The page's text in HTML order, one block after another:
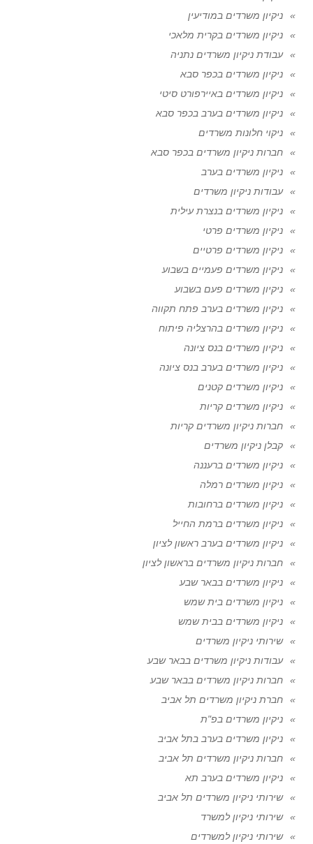
ניקיון משרדים במודיעין
ניקיון משרדים בקרית מלאכי
עבודת ניקיון משרדים נתניה
ניקיון משרדים בכפר סבא
ניקיון משרדים באיירפורט סיטי
ניקיון משרדים בערב בכפר סבא
ניקוי חלונות משרדים
חברות ניקיון משרדים בכפר סבא
ניקיון משרדים בערב
עבודות ניקיון משרדים
ניקיון משרדים בנצרת עילית
ניקיון משרדים פרטי
ניקיון משרדים פרטיים
ניקיון משרדים פעמיים בשבוע
ניקיון משרדים פעם בשבוע
ניקיון משרדים בערב פתח תקווה
ניקיון משרדים בהרצליה פיתוח
ניקיון משרדים בנס ציונה
ניקיון משרדים בערב בנס ציונה
ניקיון משרדים קטנים
ניקיון משרדים קריות
חברות ניקיון משרדים קריות
קבלן ניקיון משרדים
ניקיון משרדים ברעננה
ניקיון משרדים רמלה
ניקיון משרדים ברחובות
ניקיון משרדים ברמת החייל
ניקיון משרדים בערב ראשון לציון
חברות ניקיון משרדים בראשון לציון
ניקיון משרדים בבאר שבע
ניקיון משרדים בית שמש
ניקיון משרדים בבית שמש
שירותי ניקיון משרדים
עבודות ניקיון משרדים בבאר שבע
חברות ניקיון משרדים בבאר שבע
חברת ניקיון משרדים תל אביב
ניקיון משרדים בפ"ת
ניקיון משרדים בערב בתל אביב
חברות ניקיון משרדים תל אביב
ניקיון משרדים בערב תא
שירותי ניקיון משרדים תל אביב
שירותי ניקיון למשרד
שירותי ניקיון למשרדים